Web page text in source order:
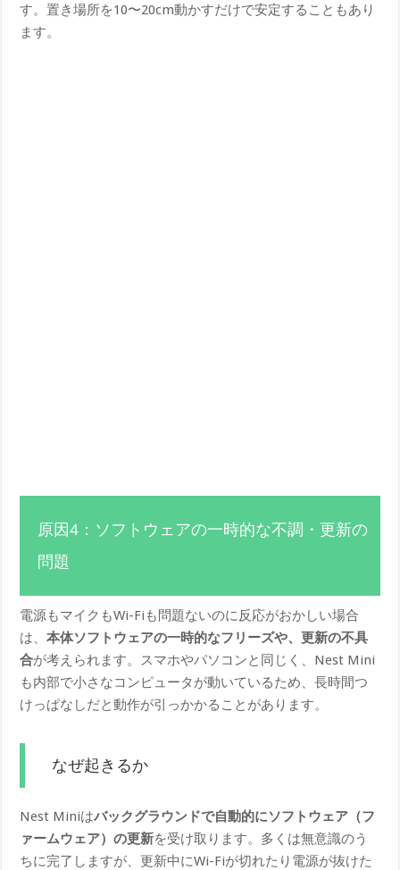
す。置き場所を10〜20cm動かすだけで安定することもあり
ます。
原因4：ソフトウェアの一時的な不調・更新の
問題
電源もマイクもWi-Fiも問題ないのに反応がおかしい場合
は、本体ソフトウェアの一時的なフリーズや、更新の不具
合が考えられます。スマホやパソコンと同じく、Nest Mini
も内部で小さなコンピュータが動いているため、長時間つ
けっぱなしだと動作が引っかかることがあります。
なぜ起きるか
Nest Miniはバックグラウンドで自動的にソフトウェア（フ
ァームウェア）の更新を受け取ります。多くは無意識のう
ちに完了しますが、更新中にWi-Fiが切れたり電源が抜けた